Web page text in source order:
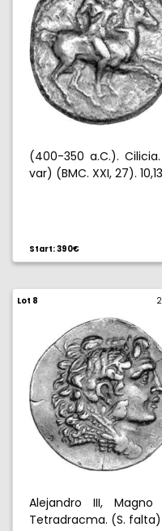
(400-350 a.C.).
var) (BMC. XXI, 27).
Start: 390€
Lot 8
Alejandro III, Magno
Tetradracma. (S. falta)